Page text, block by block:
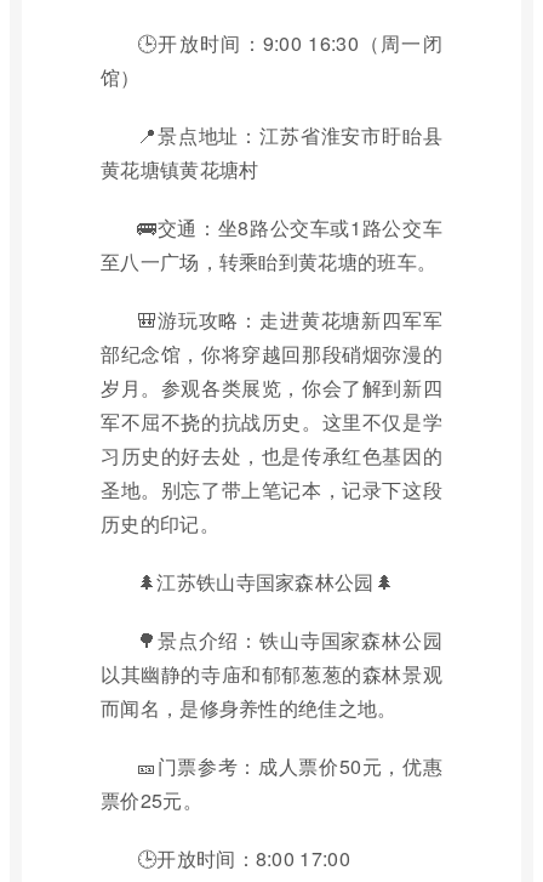
🕒开放时间：9:00 16:30（周一闭
馆）
📍景点地址：江苏省淮安市盱眙县
黄花塘镇黄花塘村
🚌交通：坐8路公交车或1路公交车
至八一广场，转乘眙到黄花塘的班车。
🎒游玩攻略：走进黄花塘新四军军
部纪念馆，你将穿越回那段硝烟弥漫的
岁月。参观各类展览，你会了解到新四
军不屈不挠的抗战历史。这里不仅是学
习历史的好去处，也是传承红色基因的
圣地。别忘了带上笔记本，记录下这段
历史的印记。
🌲江苏铁山寺国家森林公园🌲
🌳景点介绍：铁山寺国家森林公园
以其幽静的寺庙和郁郁葱葱的森林景观
而闻名，是修身养性的绝佳之地。
🎫门票参考：成人票价50元，优惠
票价25元。
🕒开放时间：8:00 17:00